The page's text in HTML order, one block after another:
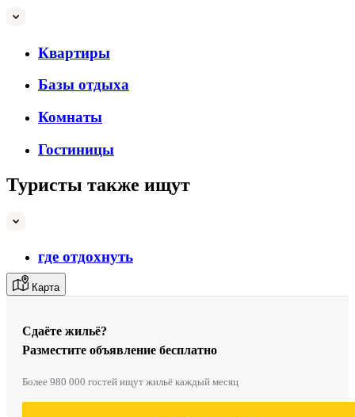
Квартиры
Базы отдыха
Комнаты
Гостиницы
Туристы также ищут
где отдохнуть
Карта
Сдаёте жильё?
Разместите объявление бесплатно
Более 980 000 гостей ищут жильё каждый месяц